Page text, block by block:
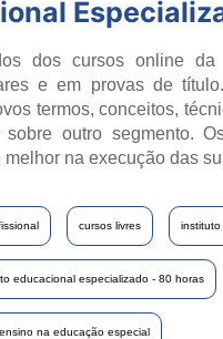
dos cursos online
e em provas de
termos, conceitos,
sobre outro segmento.
melhor na execução das
cursos livres instituto
educacional especializado - 80 horas
na educação especial